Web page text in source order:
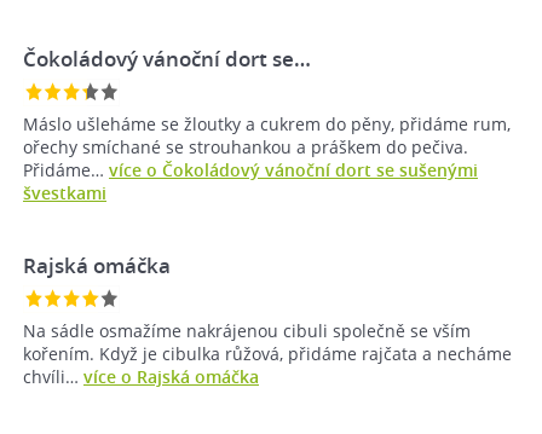
Čokoládový vánoční dort se…
Máslo ušleháme se žloutky a cukrem do pěny, přidáme rum,
ořechy smíchané se strouhankou a práškem do pečiva.
Přidáme… více o Čokoládový vánoční dort se sušenými
švestkami
Rajská omáčka
Na sádle osmažíme nakrájenou cibuli společně se vším
kořením. Když je cibulka růžová, přidáme rajčata a necháme
chvíli… více o Rajská omáčka